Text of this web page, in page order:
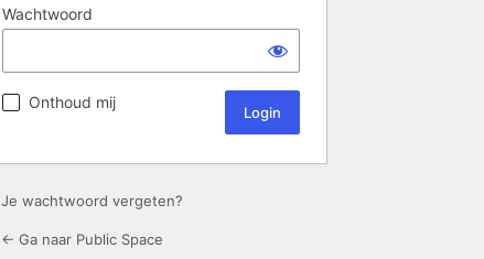
Wachtwoord
Onthoud mij
Je wachtwoord vergeten?
← Ga naar Public Space